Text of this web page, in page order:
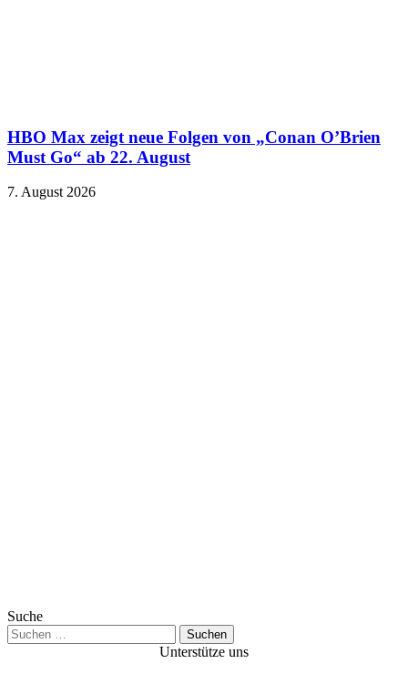
HBO Max zeigt neue Folgen von „Conan O’Brien
Must Go“ ab 22. August
7. August 2026
Suche
Suchen
nach:
Unterstütze uns